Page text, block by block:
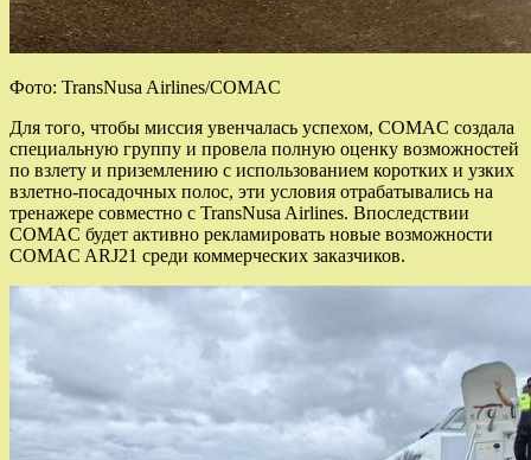
Фото: TransNusa Airlines/COMAC
Для того, чтобы миссия увенчалась успехом, COMAC создала
специальную группу и провела полную оценку возможностей
по взлету и приземлению с использованием коротких и узких
взлетно-посадочных полос, эти условия отрабатывались на
тренажере совместно с TransNusa Airlines. Впоследствии
COMAC будет активно рекламировать новые возможности
COMAC ARJ21 среди коммерческих заказчиков.